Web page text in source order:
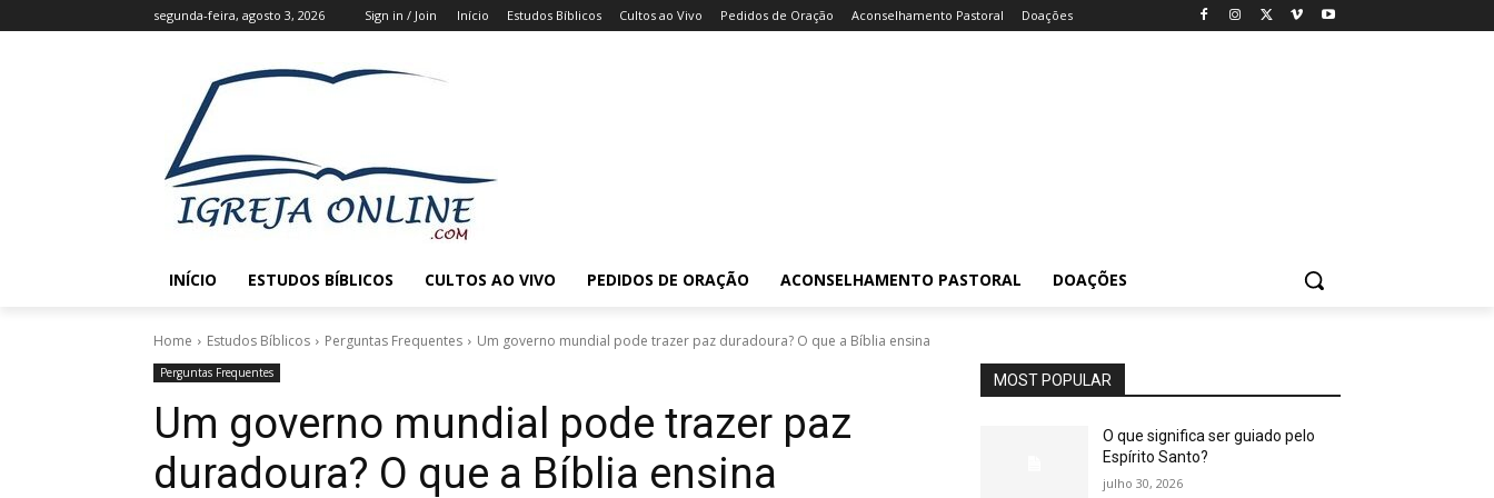
segunda-feira, agosto 3, 2026 Sign in / Join Início Estudos Bíblicos Cultos ao Vivo Pedidos de Oração Aconselhamento Pastoral Doações
INÍCIO ESTUDOS BÍBLICOS CULTOS AO VIVO PEDIDOS DE ORAÇÃO ACONSELHAMENTO PASTORAL DOAÇÕES
Home Estudos Bíblicos Perguntas Frequentes Um governo mundial pode trazer paz duradoura? O que a Bíblia ensina
Perguntas Frequentes
Um governo mundial pode trazer paz
duradoura? O que a Bíblia ensina
MOST POPULAR
O que significa ser guiado pelo
Espírito Santo?
julho 30, 2026